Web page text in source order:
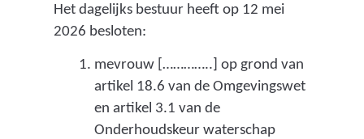
t
e
d
e
Het dagelijks bestuur heeft op 12 mei
2026 besloten:
mevrouw […………..] op grond van
artikel 18.6 van de Omgevingswet
en artikel 3.1 van de
Onderhoudskeur waterschap